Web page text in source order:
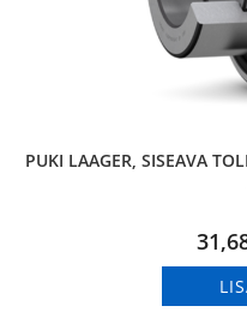
PUKI LAAGER, SISEAVA